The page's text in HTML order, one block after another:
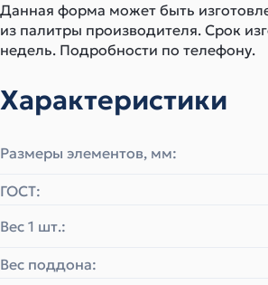
Данная форма может быть
из палитры производителя. Срок
недель. Подробности по телефону.
Характеристики
Размеры элементов, мм:
ГОСТ:
Вес 1 шт.:
Вес поддона: